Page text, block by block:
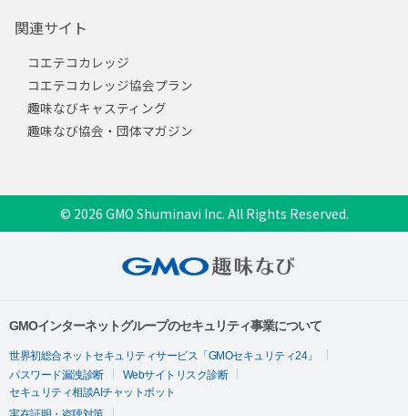
関連サイト
コエテコカレッジ
コエテコカレッジ協会プラン
趣味なびキャスティング
趣味なび協会・団体マガジン
© 2026 GMO Shuminavi Inc. All Rights Reserved.